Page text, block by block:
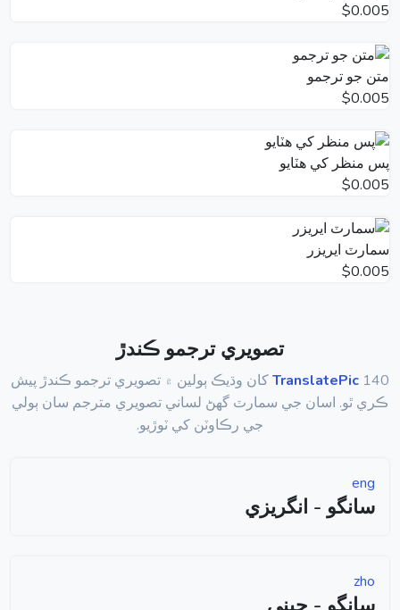
$0.005
متن جو ترجمو
$0.005
پس منظر کي هٽايو
$0.005
سمارٽ ايريزر
$0.005
تصويري ترجمو ڪندڙ
TranslatePic140 کان وڌيڪ ٻولين ۾ تصويري ترجمو ڪندڙ پيش
ڪري ٿو. اسان جي سمارٽ گھڻ لساني تصويري مترجم سان ٻولي
جي رڪاوٽن کي ٽوڙيو.
eng
سانگو - انگريزي
zho